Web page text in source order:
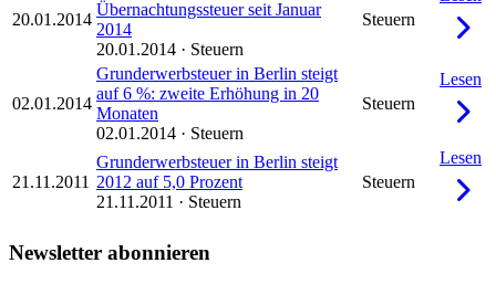
20.01.2014
Übernachtungssteuer seit Januar
2014
20.01.2014 · Steuern
Steuern
02.01.2014
Grunderwerbsteuer in Berlin steigt
auf 6 %: zweite Erhöhung in 20
Monaten
02.01.2014 · Steuern
Steuern
Lesen
21.11.2011
Grunderwerbsteuer in Berlin steigt
2012 auf 5,0 Prozent
21.11.2011 · Steuern
Steuern
Lesen
Newsletter abonnieren